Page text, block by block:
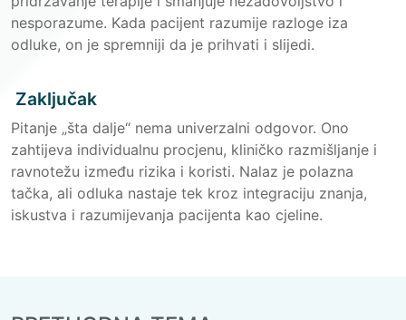
nesporazume. Kada pacijent razumije razloge iza
odluke, on je spremniji da je prihvati i slijedi.
Zaključak
Pitanje „šta dalje“ nema univerzalni odgovor. Ono
zahtijeva individualnu procjenu, kliničko razmišljanje i
ravnotežu između rizika i koristi. Nalaz je polazna
tačka, ali odluka nastaje tek kroz integraciju znanja,
iskustva i razumijevanja pacijenta kao cjeline.